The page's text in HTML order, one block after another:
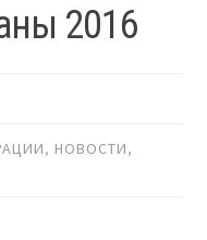
2016
, НОВОСТИ,